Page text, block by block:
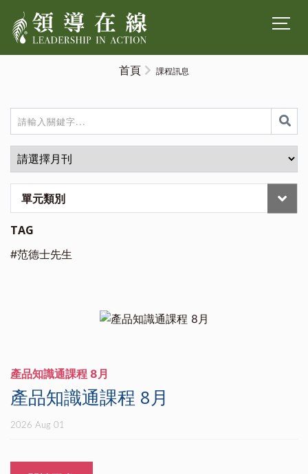
首頁 課程訊息
單元類別
TAG
#范德士先生
產品知識通課程 8月
產品知識通課程 8月
2026 Aug 01